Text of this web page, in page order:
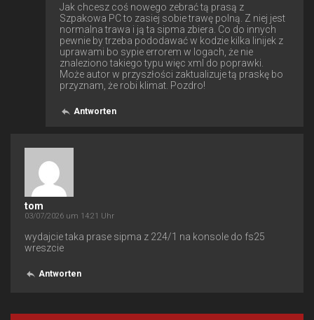
Jak chcesz coś nowego zebrać tą prasą z
Szpakowa PC to zasiej sobie trawę polną. Z niej jest
normalna trawa i ją ta sipma zbiera. Co do innych
pewnie by trzeba pododawać w kodzie kilka linijek z
uprawami bo sypie errorem w logach, że nie
znaleziono takiego typu więc xml do poprawki.
Może autor w przyszłości zaktualizuje tą praskę bo
przyznam, że robi klimat. Pozdro!
Antworten
tom
03/07/2026 um 14:21 Uhr
wydajcie taka prase sipma z 224/1 na konsole do fs25
wreszcie
Antworten